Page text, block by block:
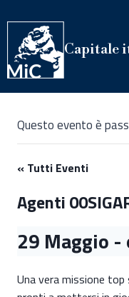
al
contenuto
Capitale
Questo evento è
« Tutti Eventi
Agenti
29 Maggio -
Una vera missione